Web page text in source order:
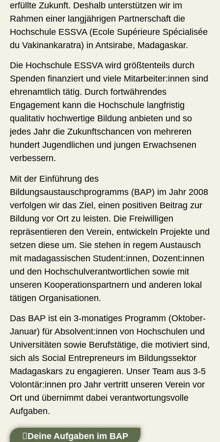
erfüllte Zukunft. Deshalb unterstützen wir im
Rahmen einer langjährigen Partnerschaft die
Hochschule ESSVA (Ecole Supérieure Spécialisée
du Vakinankaratra) in Antsirabe, Madagaskar.
Die Hochschule ESSVA wird größtenteils durch
Spenden finanziert und viele Mitarbeiter:innen sind
ehrenamtlich tätig. Durch fortwährendes
Engagement kann die Hochschule langfristig
qualitativ hochwertige Bildung anbieten und so
jedes Jahr die Zukunftschancen von mehreren
hundert Jugendlichen und jungen Erwachsenen
verbessern.
Mit der Einführung des
Bildungsaustauschprogramms (BAP) im Jahr 2008
verfolgen wir das Ziel, einen positiven Beitrag zur
Bildung vor Ort zu leisten. Die Freiwilligen
repräsentieren den Verein, entwickeln Projekte und
setzen diese um. Sie stehen in regem Austausch
mit madagassischen Student:innen, Dozent:innen
und den Hochschulverantwortlichen sowie mit
unseren Kooperationspartnern und anderen lokal
tätigen Organisationen.
Das BAP ist ein 3-monatiges Programm (Oktober-
Januar) für Absolvent:innen von Hochschulen und
Universitäten sowie Berufstätige, die motiviert sind,
sich als Social Entrepreneurs im Bildungssektor
Madagaskars zu engagieren. Unser Team aus 3-5
Volontär:innen pro Jahr vertritt unseren Verein vor
Ort und übernimmt dabei verantwortungsvolle
Aufgaben.
Deine Aufgaben im BAP